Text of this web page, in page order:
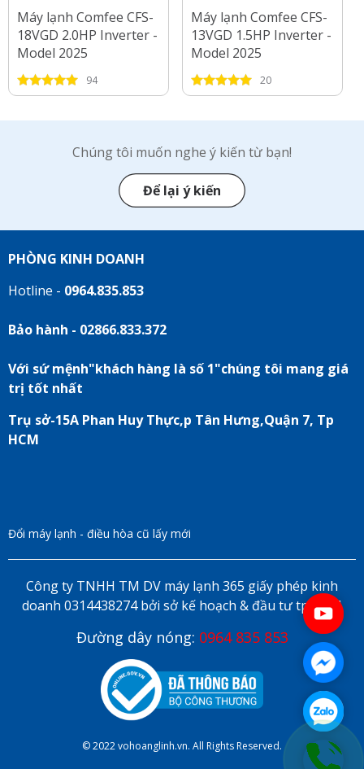
Máy lạnh Comfee CFS-
18VGD 2.0HP Inverter -
Model 2025
94
Máy lạnh Comfee CFS-
13VGD 1.5HP Inverter -
Model 2025
20
Chúng tôi muốn nghe ý kiến từ bạn!
Để lại ý kiến
PHÒNG KINH DOANH
Hotline - 0964.835.853
Bảo hành - 02866.833.372
Với sứ mệnh"khách hàng là số 1"chúng tôi mang giá
trị tốt nhất
Trụ sở-15A Phan Huy Thực,p Tân Hưng,Quận 7, Tp
HCM
Đổi máy lạnh - điều hòa cũ lấy mới
Công ty TNHH TM DV máy lạnh 365 giấy phép kinh
doanh 0314438274 bởi sở kế hoạch & đầu tư tp HCM
Đường dây nóng: 0964 835 853
© 2022 vohoanglinh.vn. All Rights Reserved.